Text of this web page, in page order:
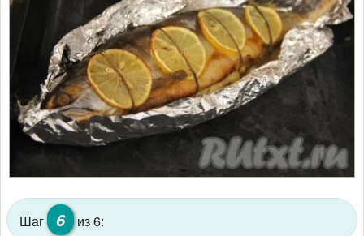
Шаг 6
из 6: